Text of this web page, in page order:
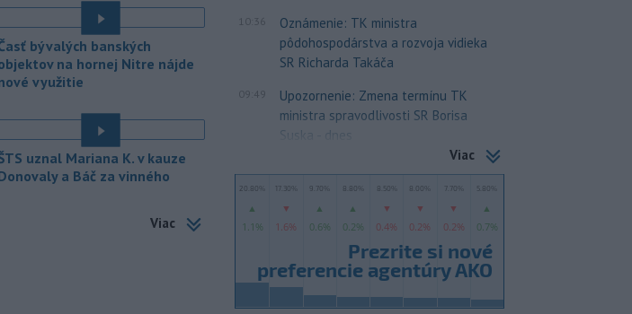
federálne úrady mu bránia vo
sexuálnych trestných činov
sexuálneho delikventa
Epsteina.
životného prostredia
Kuffa tvrdí,
že mu Európska
(EK) dala za pravdu v
s vládnou pripomienkou k
naďalej je tak ohrozených 450
bývalých banských
na hornej Nitre nájde
využitie
uznal Mariana K. v kauze
a Báč za vinného
Viac
10:36
Oznámenie: TK ministra
pôdohospodárstva a rozvoja vidieka
SR Richarda Takáča
09:49
Upozornenie: Zmena termínu TK
ministra spravodlivosti SR Borisa
Suska - dnes
Viac